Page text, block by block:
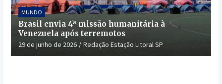
MUNDO
Brasil envia 4ª missão humanitária à
Venezuela após terremotos
29 de junho de 2026 Redação Estação Litoral SP